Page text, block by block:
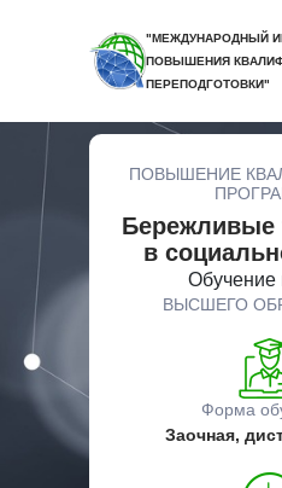
"МЕЖДУНАРОДНЫЙ
ПОВЫШЕНИЯ
ПЕРЕПОДГОТОВКИ"
ПОВЫШЕНИЕ
Бережливые
в
Обучение
ВЫСШЕГО
Форма
Заочная,